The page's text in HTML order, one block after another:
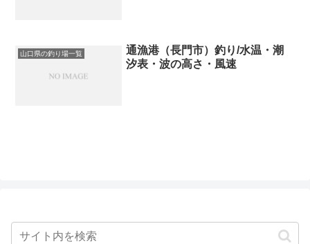
山口県の釣り場一覧
通漁港（長門市）釣り/水温・潮
汐表・波の高さ・風速